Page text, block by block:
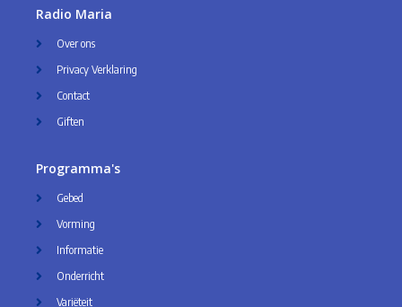
Radio Maria
Over ons
Privacy Verklaring
Contact
Giften
Programma's
Gebed
Vorming
Informatie
Onderricht
Variëteit